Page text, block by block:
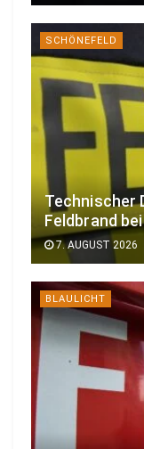
SCHÖNEFELD
Technischer
Feldbrand
7. AUGUST 2026
BLAULICHT